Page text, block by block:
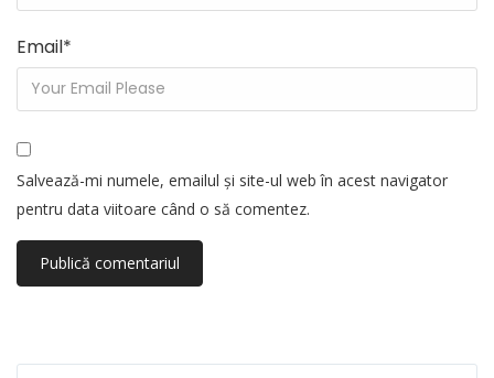
Email*
Salvează-mi numele, emailul și site-ul web în acest navigator
pentru data viitoare când o să comentez.